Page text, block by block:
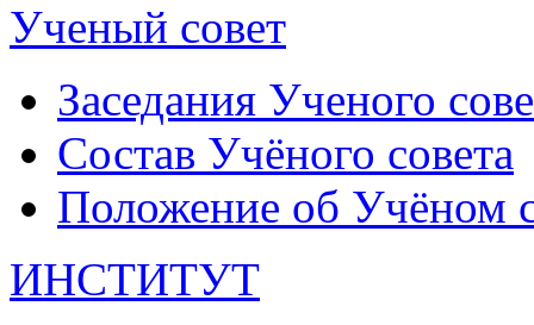
Ученый совет
Заседания Ученого
Состав Учёного совета
Положение об Учёном
ИНСТИТУТ